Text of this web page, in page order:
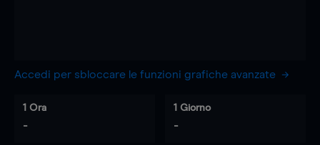
Accedi per sbloccare le funzioni grafiche avanzate
1 Ora
-
1 Giorno
-